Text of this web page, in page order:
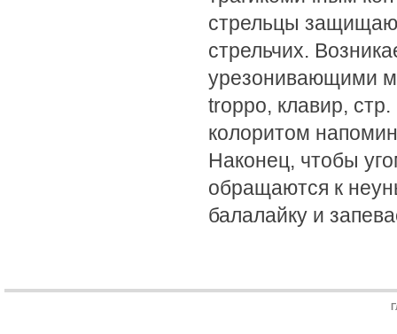
стрельцы
стрельчих.
урезонивающими
troppo, клавир,
колоритом
Наконец, чтобы
обращаются к
балалайку и